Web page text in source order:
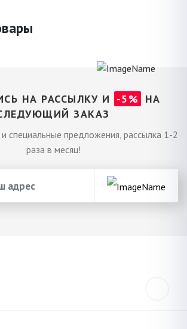
НА РАССЫЛКУ И -5%
НА
ЗАКАЗ
специальные предложения, рассылка 1-2
раза в месяц!